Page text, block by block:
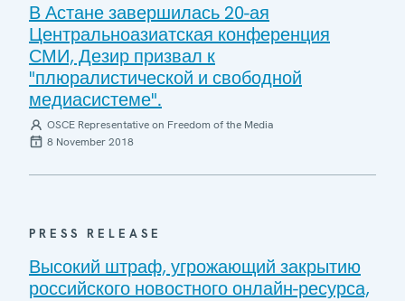
В Астане завершилась 20-ая
Центральноазиатская конференция
СМИ, Дезир призвал к
"плюралистической и свободной
медиасистеме".
OSCE Representative on Freedom of the Media
8 November 2018
PRESS RELEASE
Высокий штраф, угрожающий закрытию
российского новостного онлайн-ресурса,